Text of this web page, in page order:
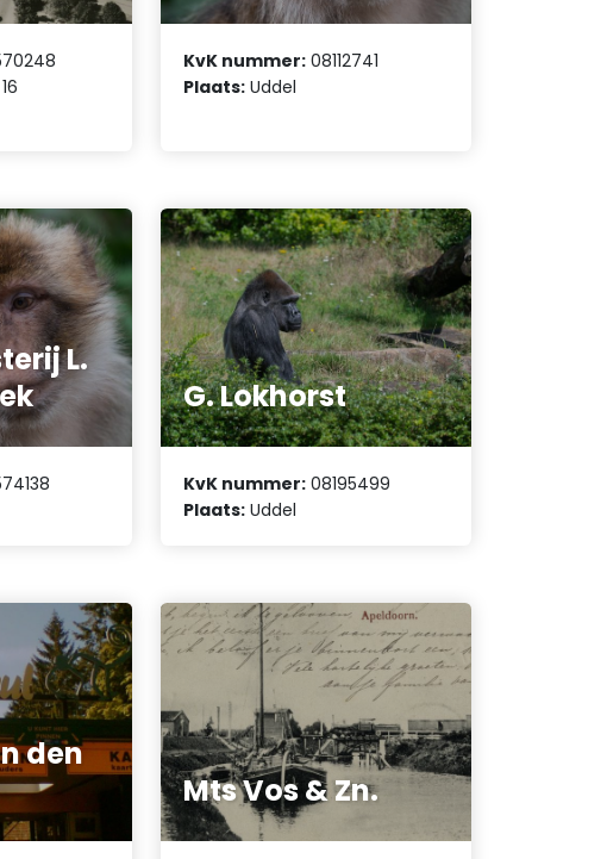
KvK nummer: 08112741
Plaats: Uddel
L.
G. Lokhorst
KvK nummer: 08195499
Plaats: Uddel
den
Mts Vos & Zn.